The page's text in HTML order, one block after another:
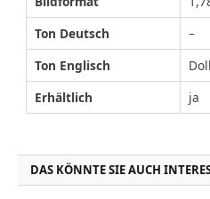
Ton Deutsch
–
Ton Englisch
Erhältlich
ja
DAS KÖNNTE SIE AUCH